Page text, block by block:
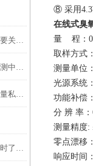
选择手提式臭氧浓度检测仪时要关注哪些特性？
臭氧浓度检测仪在空气质量监测中发挥了关键作用
便携臭氧检测仪：您的空气质量私人顾问
便携臭氧检测仪帮助使用者及时了解臭氧浓度的情况
⑧ 采用4.3
在线式臭
量
程：
取样方式
测量单位
光源系统
功能补偿
分 辨 率：
测量精度:
零点漂移
响应时间